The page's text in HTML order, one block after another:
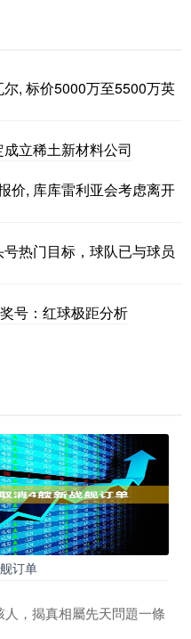
, 标价5000万至5500万英
立稀土新材料公司
价, 库库雷利亚会考虑离开
热门目标，球队已与球员
号：红球极距分析
订单
，揭真相屬先天問題一條